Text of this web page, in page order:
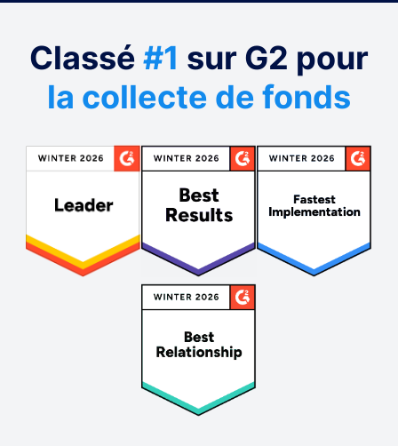
Classé #1 sur G2 pour
la collecte de fonds